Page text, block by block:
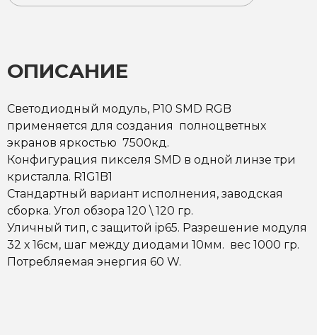
ОПИСАНИЕ
Светодиодный модуль, P10 SMD RGB
применяется для создания полноцветных
экранов яркостью 7500кд.
Конфигурация пикселя SMD в одной линзе три
кристалла. R1G1B1
Стандартный вариант исполнения, заводская
сборка. Угол обзора 120 \ 120 гр.
Уличный тип, с защитой ip65. Разрешение модуля
32 х 16см, шаг между диодами 10мм. вес 1000 гр.
Потребляемая энергия 60 W.